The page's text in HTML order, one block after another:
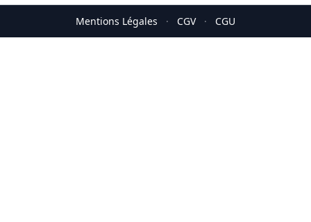
Mentions Légales · CGV · CGU